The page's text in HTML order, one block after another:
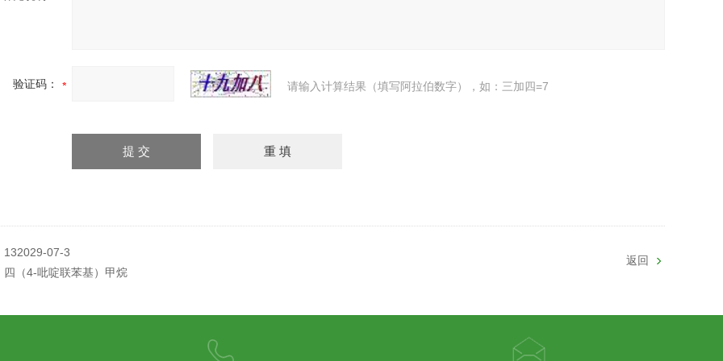
验证码： 请输入计算结果（填写阿拉伯数字），如：三加四=7
132029-07-3
四（4-吡啶联苯基）甲烷
返回